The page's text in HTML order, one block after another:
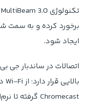
برخورد کرده و به سمت
ایجاد شود.
Chromecast گرفته تا نرم‌افزار اختصاصی